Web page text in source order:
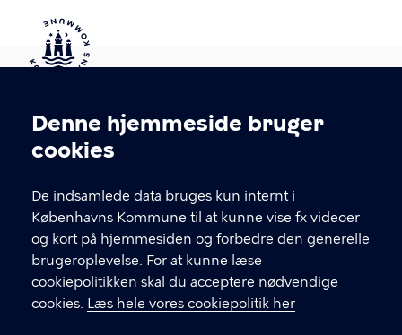
Cookieindstillinger
Denne hjemmeside bruger
cookies
De indsamlede data bruges kun internt i
Københavns Kommune til at kunne vise fx videoer
og kort på hjemmesiden og forbedre den generelle
brugeroplevelse. For at kunne læse
cookiepolitikken skal du acceptere nødvendige
cookies. Læs hele vores cookiepolitik her
Kontakt Københavns Kommune
T
fFind andre kontakter her
CVR-nummer64942212
GENVEJE